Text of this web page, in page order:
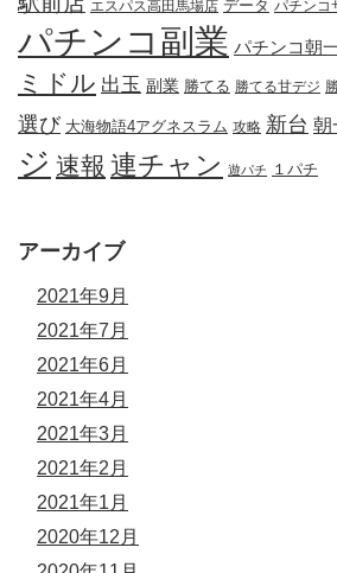
エスパス高田馬場店 データ パチンコ
パチンコ副業 パチンコ朝
ミドル 出玉 副業 勝てる 勝てる甘デジ
選び 大海物語4アグネスラム 攻略 新台 朝
ジ 速報 連チャン 遊パチ １パチ
アーカイブ
2021年9月
2021年7月
2021年6月
2021年4月
2021年3月
2021年2月
2021年1月
2020年12月